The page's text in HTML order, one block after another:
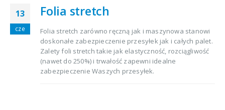
13
cze
Folia stretch
Folia stretch zarówno ręczną jak i maszynowa stanowi
doskonałe zabezpieczenie przesyłek jak i całych palet.
Zalety foli stretch takie jak elastyczność, rozciągliwość
(nawet do 250%) i trwałość zapewni idealne
zabezpieczenie Waszych przesyłek.